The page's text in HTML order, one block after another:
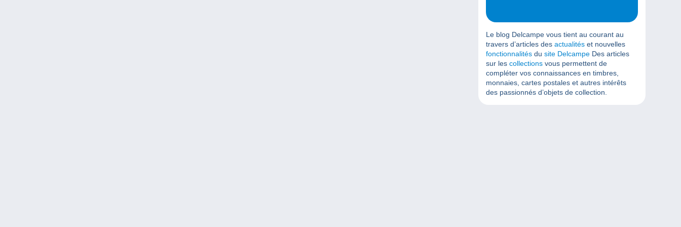
Le blog Delcampe vous tient au courant au
travers d’articles des actualités et nouvelles
fonctionnalités du site Delcampe Des articles
sur les collections vous permettent de
compléter vos connaissances en timbres,
monnaies, cartes postales et autres intérêts
des passionnés d’objets de collection.